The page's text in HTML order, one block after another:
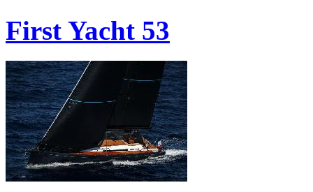
First Yacht 53